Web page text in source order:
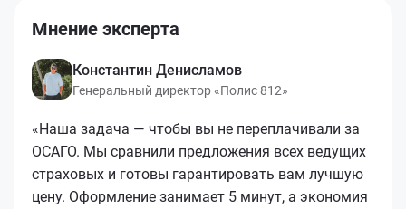
Мнение эксперта
Константин Денисламов
Генеральный директор «Полис 812»
«Наша задача — чтобы вы не переплачивали за
ОСАГО. Мы сравнили предложения всех ведущих
страховых и готовы гарантировать вам лучшую
цену. Оформление занимает 5 минут, а экономия